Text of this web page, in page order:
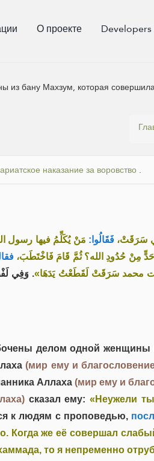
О проекте Developers
бану Махзум, которая
наказание за воровство .
سَرَقَتْ، فَقَالُوا: مَنْ يُكَلِّمُ فيها رسول
مِنْ حُدُودِ الله؟ ثُمَّ قَامَ فَاخْتَطَبَ،
محمد سَرَقَتْ لَقَطَعْتُ يَدَهَا». وَفِي
делом одной женщины
(мир ему и
Аллаха (мир ему и
сказал ему:«Неужели
к людям с проповедью,
Когда же её совершал
то я непременно